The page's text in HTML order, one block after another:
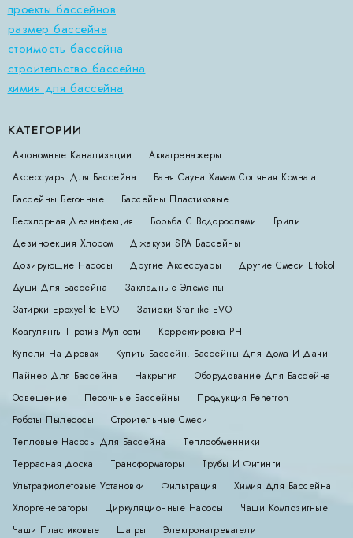
проекты бассейнов
размер бассейна
стоимость бассейна
строительство бассейна
химия для бассейна
КАТЕГОРИИ
Автономные Канализации
Акватренажеры
Аксессуары Для Бассейна
Баня Сауна Хамам Соляная Комната
Бассейны Бетонные
Бассейны Пластиковые
Бесхлорная Дезинфекция
Борьба С Водорослями
Грили
Дезинфекция Хлором
Джакузи SPA Бассейны
Дозирующие Насосы
Другие Аксессуары
Другие Смеси Litokol
Души Для Бассейна
Закладные Элементы
Затирки Epoxyelite EVO
Затирки Starlike EVO
Коагулянты Против Мутности
Корректировка РН
Купели На Дровах
Купить Бассейн. Бассейны Для Дома И Дачи
Лайнер Для Бассейна
Накрытия
Оборудование Для Бассейна
Освещение
Песочные Бассейны
Продукция Penetron
Роботы Пылесосы
Строительные Смеси
Тепловые Насосы Для Бассейна
Теплообменники
Террасная Доска
Трансформаторы
Трубы И Фитинги
Ультрафиолетовые Установки
Фильтрация
Химия Для Бассейна
Хлоргенераторы
Циркуляционные Насосы
Чаши Композитные
Чаши Пластиковые
Шатры Электронагреватели